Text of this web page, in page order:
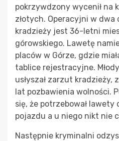
pokrzywdzony wycenił na
złotych. Operacyjni w
kradzieży jest 36-letni
górowskiego. Lawetę
placów w Górze, gdzie
tablice rejestracyjne.
usłyszał zarzut kradzieży,
lat pozbawienia wolności.
się, że potrzebował lawety
pojazdu a u niego nikt nie
Następnie kryminalni